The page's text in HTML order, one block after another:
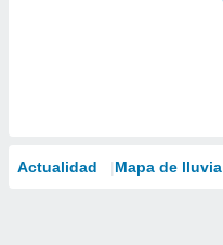
Actualidad Mapa de lluvia